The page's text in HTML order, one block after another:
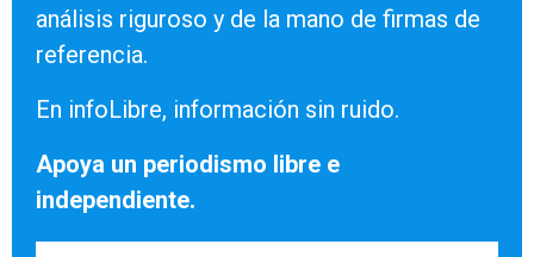
análisis riguroso y de la mano de firmas de
referencia.
En infoLibre, información sin ruido.
Apoya un periodismo libre e
independiente.